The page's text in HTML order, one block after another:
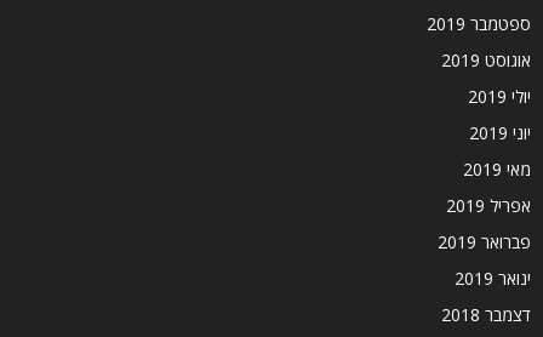
ספטמבר 2019
אוגוסט 2019
יולי 2019
יוני 2019
מאי 2019
אפריל 2019
פברואר 2019
ינואר 2019
דצמבר 2018